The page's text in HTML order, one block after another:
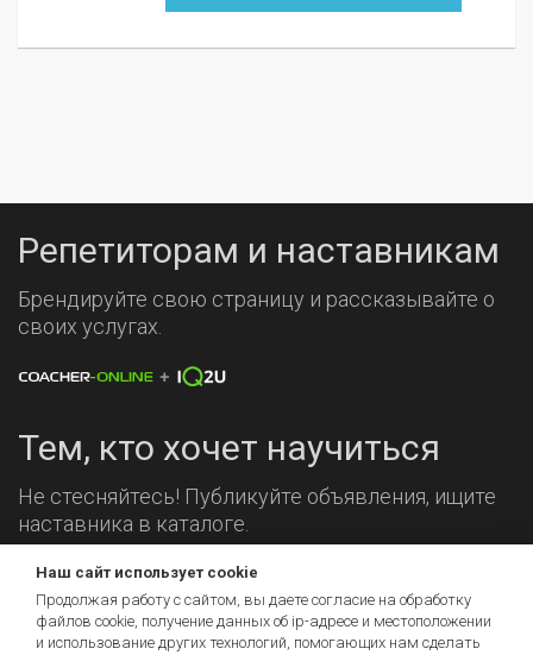
Репетиторам и наставникам
Брендируйте свою страницу и рассказывайте о
своих услугах.
Тем, кто хочет научиться
Не стесняйтесь! Публикуйте объявления, ищите
наставника в каталоге.
Мы на связи!
Наш сайт использует cookie
Продолжая работу с сайтом, вы даете согласие на обработку
файлов cookie, получение данных об ip-адресе и местоположении
и использование других технологий, помогающих нам сделать